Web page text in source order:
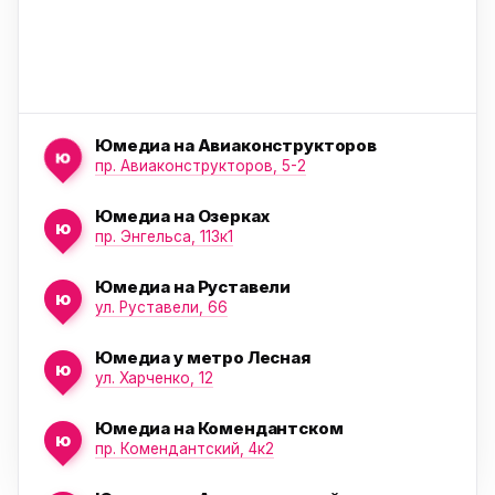
ю
Юмедиа на Авиаконструкторов
пр. Авиаконструкторов, 5-2
ю
Юмедиа на Озерках
пр. Энгельса, 113к1
ю
Юмедиа на Руставели
ул. Руставели, 66
ю
Юмедиа у метро Лесная
ул. Харченко, 12
ю
Юмедиа на Комендантском
пр. Комендантский, 4к2